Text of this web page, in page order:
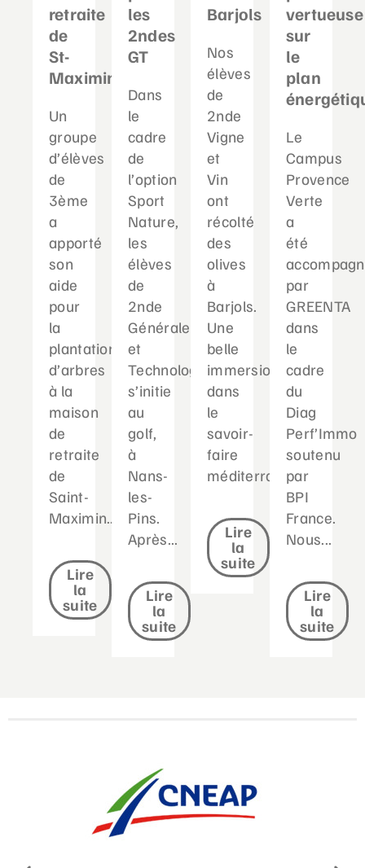
retraite
de
St-
Maximin
Un
groupe
d’élèves
de
3ème
a
apporté
son
aide
pour
la
plantation
d’arbres
à la
maison
de
retraite
de
Saint-
Maximin....
Lire
la
suite
les
2ndes
GT
Dans
le
cadre
de
l’option
Sport
Nature,
les
élèves
de
2nde
Générale
et
Technologique
s’initie
au
golf,
à
Nans-
les-
Pins.
Après...
Lire
la
suite
Barjols
Nos
élèves
de
2nde
Vigne
et
Vin
ont
récolté
des
olives
à
Barjols.
Une
belle
immersion
dans
le
savoir-
faire
méditerranéen...
Lire
la
suite
vertueuse
sur
le
plan
Le
Campus
Provence
Verte
a
été
par
GREENTA
dans
le
cadre
du
Diag
Perf’Immo
soutenu
par
BPI
France.
Nous...
Lire
la
suite